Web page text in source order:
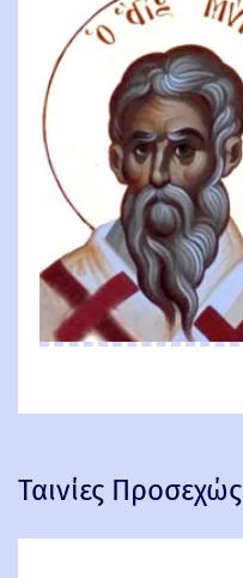
Ταινίες Προσεχώς